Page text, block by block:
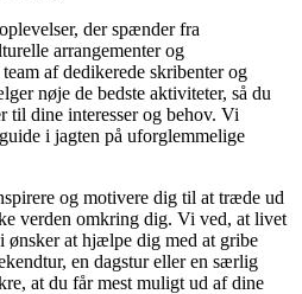
der spænder fra
arrangementer og
af dedikerede skribenter og
nøje de bedste aktiviteter, så du
til dine interesser og behov. Vi
i jagten på uforglemmelige
og motivere dig til at træde ud
verden omkring dig. Vi ved, at livet
ønsker at hjælpe dig med at gribe
en dagstur eller en særlig
at du får mest muligt ud af dine